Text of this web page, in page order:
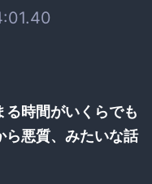
時間がいくらでも
ら悪質、みたいな話